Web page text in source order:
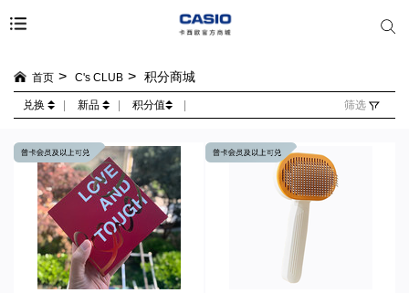
首页 C's CLUB 积分商城
兑换 新品 积分值 筛选